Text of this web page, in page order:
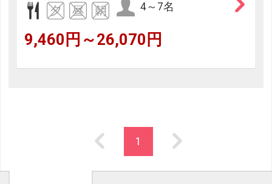
4～7名
9,460円～26,070円
1